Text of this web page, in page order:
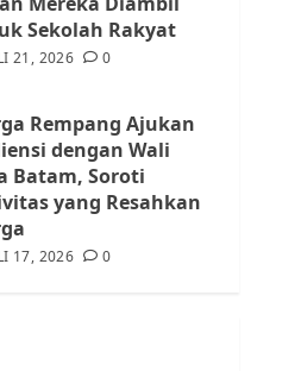
Sekolah Rakyat
21, 2026 0
Rempang Ajukan
dengan Wali
Batam, Soroti
yang Resahkan
17, 2026 0